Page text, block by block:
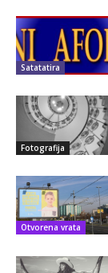
Satatatira
Fotografija
Otvorena vrata